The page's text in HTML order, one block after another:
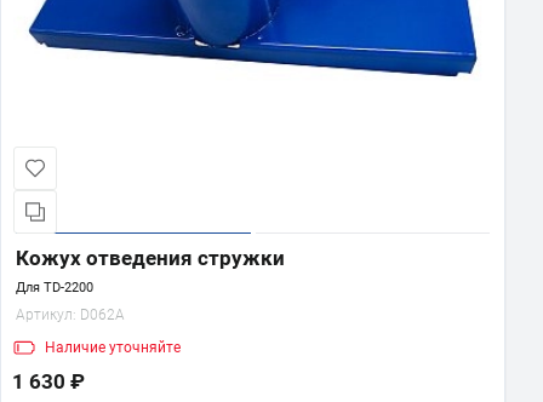
Кожух отведения стружки
Для TD-2200
Артикул: D062A
Наличие уточняйте
1 630 ₽